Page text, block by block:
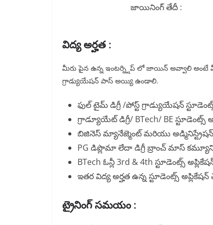
జాయినింగ్ తేదీ :
విద్య అర్హత :
మీరు పైన ఉన్న ఇంటర్న్షిప్ లో జాయిన్ అవ్వాలి అంటే
గ్రాడ్యుయేషన్ పాస్ అయ్యి ఉండాలి.
ఫుల్ టైమ్ డిగ్రీ /పోస్ట్ గ్రాడ్యుయేషన్
గ్రాడ్యూయేట్ డిగ్రీ/ BTech/ BE స్టూడెంట్స్
బిజినెస్ మ్యానేజ్మెంట్ మరియు అడ్మినిస్ట్రేషన్
PG డిప్లొమా లేదా డిగ్రీ బ్రాంచ్ మాస్
BTech ఓన్లీ 3rd & 4th స్టూడెంట్స్
ఇతర విద్య అర్హత ఉన్న స్టూడెంట్స్ అప్లికేషన్
ట్రైనింగ్ సమయం :